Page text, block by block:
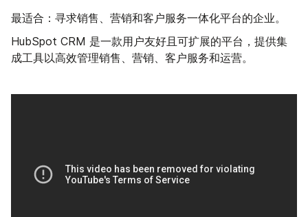
最适合： 寻求销售、营销和客户服务一体化平台的企业。
HubSpot CRM 是一款用户友好且可扩展的平台，提供集
成工具以高效管理销售、营销、客户服务和运营。